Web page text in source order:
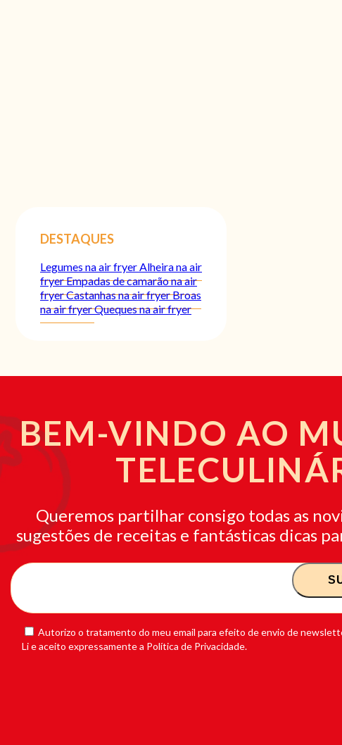
DESTAQUES
Legumes na air fryerAlheira na air
fryerEmpadas de camarão na air
fryerCastanhas na air fryerBroas
na air fryerQueques na air fryer
BEM-VINDO AO
Queremos partilhar consigo todas as
sugestões de receitas e fantásticas dicas
Autorizo o tratamento do meu email para efeito de envio de
Li e aceito expressamente a Política de Privacidade.